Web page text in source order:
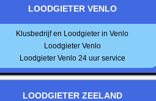
LOODGIETER VENLO
Klusbedrijf en Loodgieter in Venlo
Loodgieter Venlo
Loodgieter Venlo 24 uur service
LOODGIETER ZEELAND